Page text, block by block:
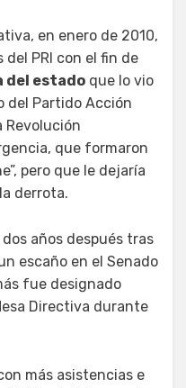
en enero de 2010,
PRI con el fin de
del estado que lo vio
del Partido Acción
Revolución
que formaron
pero que le dejaría
derrota.
años después tras
escaño en el Senado
fue designado
Directiva durante
más asistencias e